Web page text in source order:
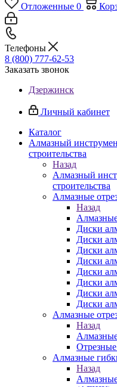
Отложенные 0
Телефоны
8 (800) 777-62-53
Заказать звонок
Дзержинск
Личный кабинет
Каталог
Алмазный
строительства
Назад
Алмазный
строительства
Алмазные
Назад
Диски
Диски
Диски
Диски
Диски
Диски
Диски
Диски
Алмазные
Назад
Алмазные
Назад